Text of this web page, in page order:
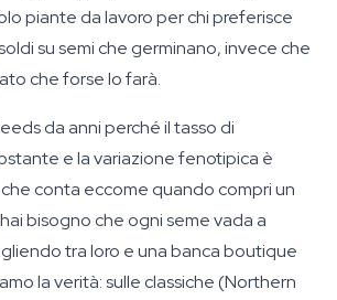
piante da lavoro per chi preferisce
su semi che germinano, invece che
che forse lo farà.
da anni perché il tasso di
e la variazione fenotipica è
conta eccome quando compri un
bisogno che ogni seme vada a
tra loro e una banca boutique
la verità: sulle classiche (Northern